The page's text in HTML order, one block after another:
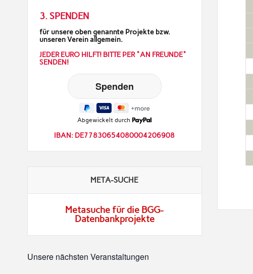
3. SPENDEN
für unsere oben genannte Projekte bzw.
unseren Verein allgemein.
JEDER EURO HILFT! BITTE PER "AN FREUNDE"
SENDEN!
Abgewickelt durch
IBAN: DE77830654080004206908
META-SUCHE
Metasuche für die BGG-
Datenbankprojekte
Unsere nächsten Veranstaltungen